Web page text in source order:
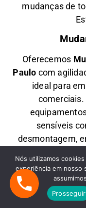
mudanças de
Oferecemos M
Paulo com
ideal para
sensíveis
desmontagem,
Nós utilizamos
experiência em nosso
Prosseguir